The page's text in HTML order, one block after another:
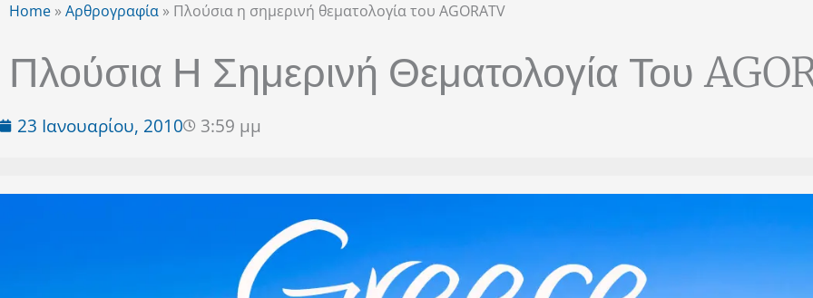
Home »Αρθρογραφία » Πλούσια η σημερινή θεματολογία του AGORATV
Πλούσια Η Σημερινή Θεματολογία Του
23 Ιανουαρίου, 2010 3:59 μμ